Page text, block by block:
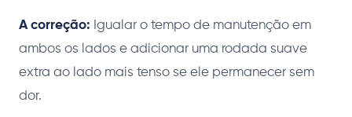
A correção: Igualar o tempo de manutenção em
ambos os lados e adicionar uma rodada suave
extra ao lado mais tenso se ele permanecer sem
dor.